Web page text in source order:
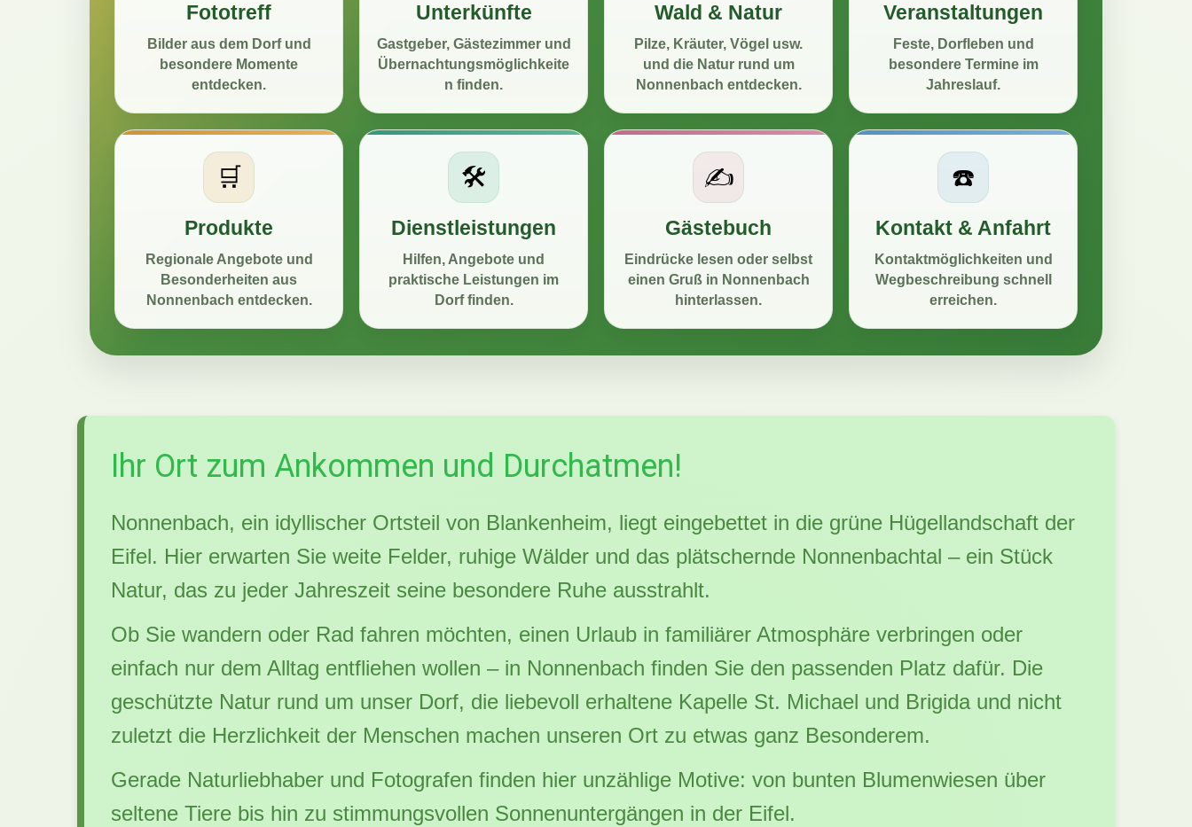
Fototreff
Bilder aus dem Dorf und
besondere Momente
entdecken.
Unterkünfte
Gastgeber, Gästezimmer und
Übernachtungsmöglichkeite
n finden.
Wald & Natur
Pilze, Kräuter, Vögel usw.
und die Natur rund um
Nonnenbach entdecken.
Veranstaltungen
Feste, Dorfleben und
besondere Termine im
Jahreslauf.
🛒
Produkte
Regionale Angebote und
Besonderheiten aus
Nonnenbach entdecken.
🛠️
Dienstleistungen
Hilfen, Angebote und
praktische Leistungen im
Dorf finden.
✍️
Gästebuch
Eindrücke lesen oder selbst
einen Gruß in Nonnenbach
hinterlassen.
☎️
Kontakt & Anfahrt
Kontaktmöglichkeiten und
Wegbeschreibung schnell
erreichen.
Ihr Ort zum Ankommen und Durchatmen!
Nonnenbach, ein idyllischer Ortsteil von Blankenheim, liegt eingebettet in die grüne Hügellandschaft der
Eifel. Hier erwarten Sie weite Felder, ruhige Wälder und das plätschernde Nonnenbachtal – ein Stück
Natur, das zu jeder Jahreszeit seine besondere Ruhe ausstrahlt.
Ob Sie wandern oder Rad fahren möchten, einen Urlaub in familiärer Atmosphäre verbringen oder
einfach nur dem Alltag entfliehen wollen – in Nonnenbach finden Sie den passenden Platz dafür. Die
geschützte Natur rund um unser Dorf, die liebevoll erhaltene Kapelle St. Michael und Brigida und nicht
zuletzt die Herzlichkeit der Menschen machen unseren Ort zu etwas ganz Besonderem.
Gerade Naturliebhaber und Fotografen finden hier unzählige Motive: von bunten Blumenwiesen über
seltene Tiere bis hin zu stimmungsvollen Sonnenuntergängen in der Eifel.